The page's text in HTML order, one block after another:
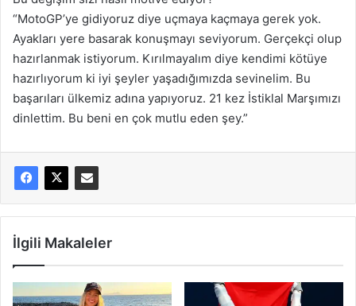
“MotoGP’ye gidiyoruz diye uçmaya kaçmaya gerek yok.
Ayakları yere basarak konuşmayı seviyorum. Gerçekçi olup
hazırlanmak istiyorum. Kırılmayalım diye kendimi kötüye
hazırlıyorum ki iyi şeyler yaşadığımızda sevinelim. Bu
başarıları ülkemiz adına yapıyoruz. 21 kez İstiklal Marşımızı
dinlettim. Bu beni en çok mutlu eden şey.”
İlgili Makaleler